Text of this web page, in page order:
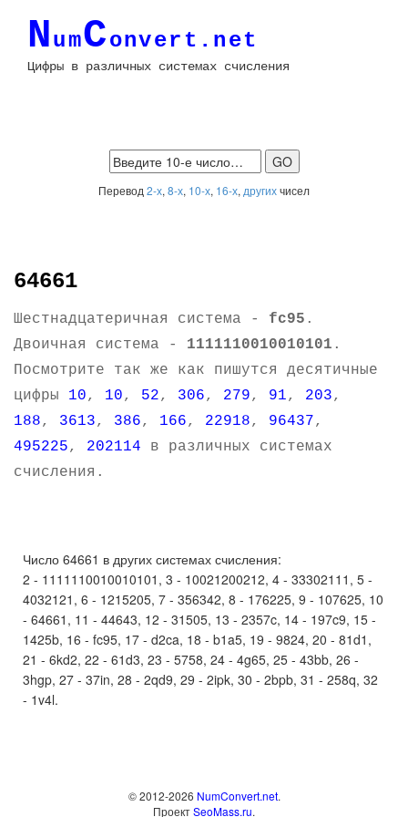
NumConvert.net
Цифры в различных системах счисления
Перевод 2-х, 8-х, 10-х, 16-х, другихчисел
64661
Шестнадцатеричная система - fc95 .
Двоичная система - 1111110010010101 .
Посмотрите так же как пишутся десятичные
цифры 10, 10, 52, 306, 279, 91, 203,
188, 3613, 386, 166, 22918, 96437,
495225, 202114 в различных системах
счисления.
Число 64661 в других системах счисления:
2 - 1111110010010101, 3 - 10021200212, 4 - 33302111, 5 -
4032121, 6 - 1215205, 7 - 356342, 8 - 176225, 9 - 107625, 10
- 64661, 11 - 44643, 12 - 31505, 13 - 2357c, 14 - 197c9, 15 -
1425b, 16 - fc95, 17 - d2ca, 18 - b1a5, 19 - 9824, 20 - 81d1,
21 - 6kd2, 22 - 61d3, 23 - 5758, 24 - 4g65, 25 - 43bb, 26 -
3hgp, 27 - 37in, 28 - 2qd9, 29 - 2ipk, 30 - 2bpb, 31 - 258q, 32
- 1v4l.
© 2012-2026 NumConvert.net.
ПроектSeoMass.ru.